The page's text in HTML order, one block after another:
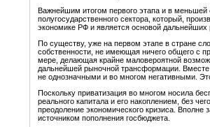
Важнейшим итогом первого этапа и в меньшей
полугосударственного сектора, который,
экономике РФ и является основой
По существу, уже на первом этапе в стране
собственности, не имеющая ничего общего с
мере, делающая крайне маловероятной
дальнейшей рыночной трансформации. Вместе
не однозначными и во многом негативными.
Поскольку приватизация во многом носила
реального капитала и его накоплением, без
преодоление экономического кризиса. Вполне
источником пополнения госбюджета.